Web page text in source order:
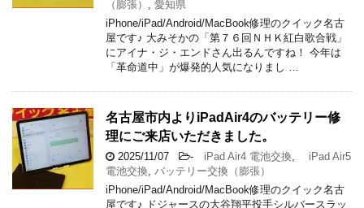
（膨張）
愛知県
iPhone/iPad/Android/MacBook修理のクイック名古
屋です♪ 大みそかの「第７６回ＮＨＫ紅白歌合戦」
にアイナ・ジ・エンドさん出るんですね！ 今年は
「革命道中」が爆発的人気になりまし …
名古屋市内よりiPadAir4のバッテリー修
理にご来店いただきました。
2025/11/07 - iPad Air4 電池交換
iPad Air5
電池交換
バッテリー交換（膨張）
iPhone/iPad/Android/MacBook修理のクイック名古
屋です♪ ドジャースの大谷翔平投手シルバースラッ